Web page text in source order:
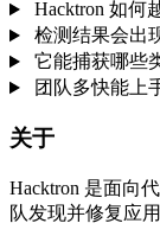
Hacktron 如何
检测结果会出
它能捕获哪些
团队多快能上
关于
Hacktron 是面向
队发现并修复应